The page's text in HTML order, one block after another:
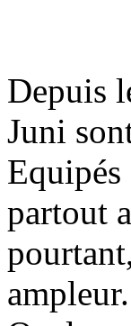
Depuis
Juni
partout
ampleur.